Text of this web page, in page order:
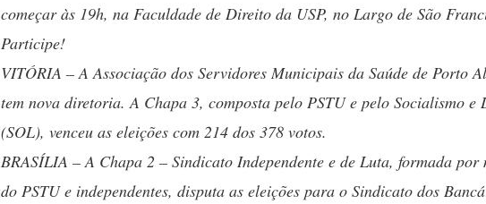
começar às 19h, na Faculdade de Direito da USP, no Largo de São
Participe!
VITÓRIA – A Associação dos Servidores Municipais da Saúde de Porto
tem nova diretoria. A Chapa 3, composta pelo PSTU e pelo Socialismo e
(SOL), venceu as eleições com 214 dos 378 votos.
BRASÍLIA – A Chapa 2 – Sindicato Independente e de Luta, formada por
do PSTU e independentes, disputa as eleições para o Sindicato dos